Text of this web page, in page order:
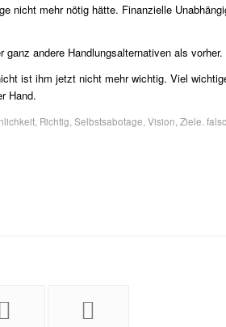
nicht mehr nötig hätte. Finanzielle
andere Handlungsalternativen als vorher.
ist ihm jetzt nicht mehr wichtig. Viel
Hand.
Richtig Selbstsabotage Vision Ziele.